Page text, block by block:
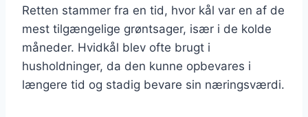
Retten stammer fra en tid, hvor kål var en af de
mest tilgængelige grøntsager, især i de kolde
måneder. Hvidkål blev ofte brugt i
husholdninger, da den kunne opbevares i
længere tid og stadig bevare sin næringsværdi.